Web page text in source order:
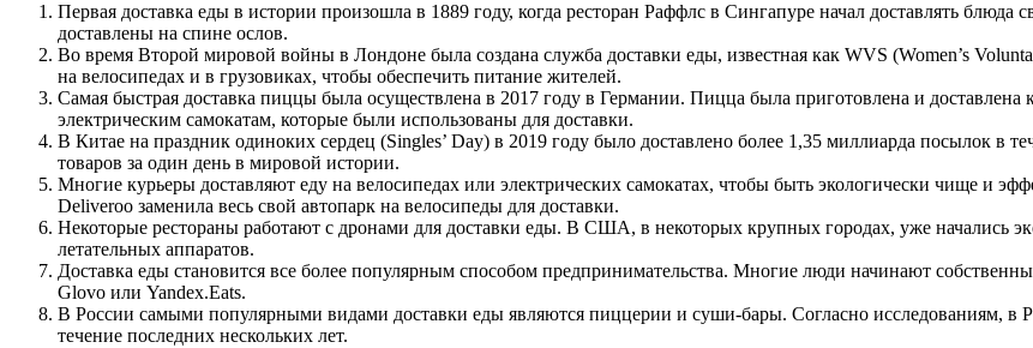
Первая доставка еды в истории произошла в 1889 году, когда ресторан Раффлс в Сингапуре начал доставлять
доставлены на спине ослов.
Во время Второй мировой войны в Лондоне была создана служба доставки еды, известная как WVS (Women’s
на велосипедах и в грузовиках, чтобы обеспечить питание жителей.
Самая быстрая доставка пиццы была осуществлена в 2017 году в Германии. Пицца была приготовлена и доставлена
электрическим самокатам, которые были использованы для доставки.
В Китае на праздник одиноких сердец (Singles’ Day) в 2019 году было доставлено более 1,35 миллиарда посылок в
товаров за один день в мировой истории.
Многие курьеры доставляют еду на велосипедах или электрических самокатах, чтобы быть экологически чище и
Deliveroo заменила весь свой автопарк на велосипеды для доставки.
Некоторые рестораны работают с дронами для доставки еды. В США, в некоторых крупных городах, уже начались
летательных аппаратов.
Доставка еды становится все более популярным способом предпринимательства. Многие люди начинают
Glovo или Yandex.Eats.
В России самыми популярными видами доставки еды являются пиццерии и суши-бары. Согласно исследованиям,
течение последних нескольких лет.